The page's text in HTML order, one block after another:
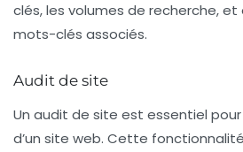
clés, les volumes de recherche,
mots-clés associés.
Audit de site
Un audit de site est essentiel pour
d’un site web. Cette